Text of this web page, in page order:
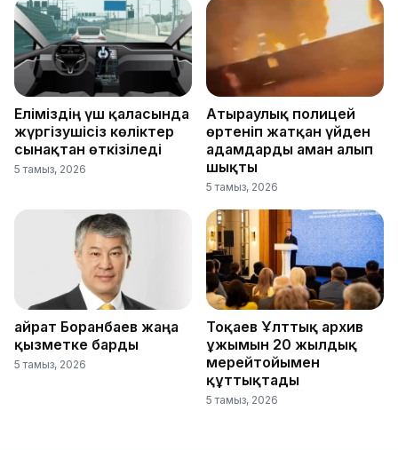
Еліміздің үш қаласында
жүргізушісіз көліктер
сынақтан өткізіледі
5 тамыз, 2026
Атыраулық полицей
өртеніп жатқан үйден
адамдарды аман алып
шықты
5 тамыз, 2026
Қайрат Боранбаев жаңа
қызметке барды
5 тамыз, 2026
Тоқаев Ұлттық архив
ұжымын 20 жылдық
мерейтойымен
құттықтады
5 тамыз, 2026